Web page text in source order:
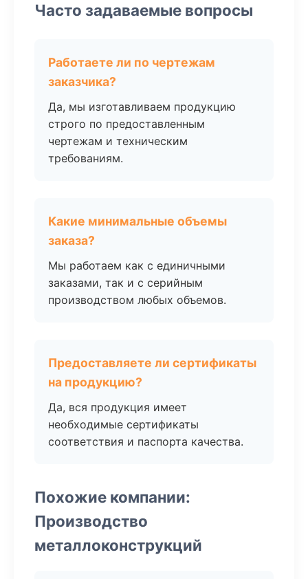
Часто задаваемые вопросы
Работаете ли по чертежам
заказчика?
Да, мы изготавливаем продукцию
строго по предоставленным
чертежам и техническим
требованиям.
Какие минимальные объемы
заказа?
Мы работаем как с единичными
заказами, так и с серийным
производством любых объемов.
Предоставляете ли сертификаты
на продукцию?
Да, вся продукция имеет
необходимые сертификаты
соответствия и паспорта качества.
Похожие компании:
Производство
металлоконструкций